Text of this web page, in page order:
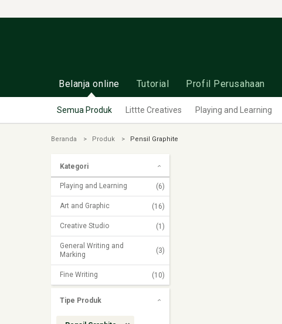
Belanja online Tutorial Profil Perusahaan
Semua Produk Littte Creatives Playing and Learning
Beranda Produk Pensil Graphite
Kategori
Playing and Learning (6)
Art and Graphic (16)
Creative Studio (1)
General Writing and
Marking
(3)
Fine Writing (10)
Tipe Produk